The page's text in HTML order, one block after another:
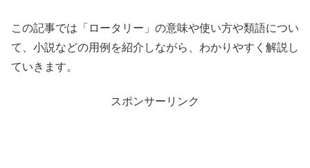
この記事では「ロータリー」の意味や使い方や類語につい
て、小説などの用例を紹介しながら、わかりやすく解説し
ていきます。
スポンサーリンク